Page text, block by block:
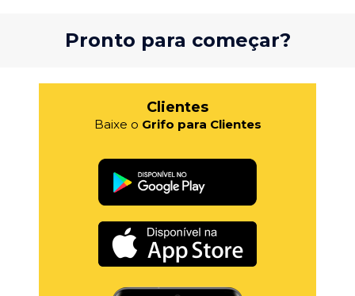
Pronto para começar?
Clientes
Baixe o Grifo para Clientes